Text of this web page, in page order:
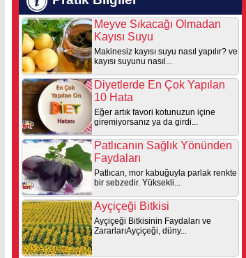
Meyve Sıkacağı Olmadan
Kayısı Suyu
Makinesiz kayısı suyu nasıl yapılır? ve
kayısı suyunu nasıl...
Diyetlerde En Çok Yapılan
10 Hata
Eğer artık favori kotunuzun içine
giremiyorsanız ya da girdi...
Patlıcanın Sağlık Yönünden
Faydaları
Patlıcan, mor kabuğuyla parlak renkte
bir sebzedir. Yüksekli...
Ayçiçeği Bitkisi
Ayçiçeği Bitkisinin Faydaları ve
ZararlarıAyçiçeği, düny...